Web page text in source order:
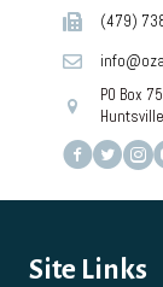
(479)
PO Box
Site Links